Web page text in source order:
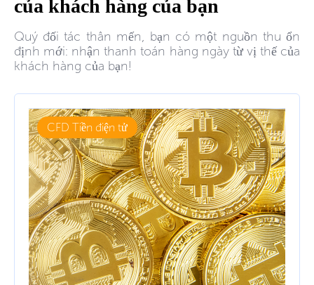
của khách hàng của bạn
Quý đối tác thân mến, bạn có một nguồn thu ổn
định mới: nhận thanh toán hàng ngày từ vị thế của
khách hàng của bạn!
CFD Tiền điện tử